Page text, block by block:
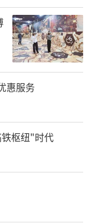
组织招徕西北
至武当山300
夏令营等产品
将迎来一波亲
北方向入鄂
立专项筹备
搭建“票根联
可兑换全品类
秦楚黄金通
神农架推出
惠服务
枢纽"时代